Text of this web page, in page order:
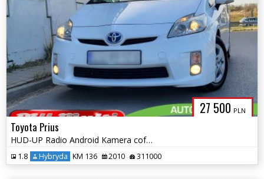
27 500 PLN
Toyota Prius
HUD-UP Radio Android Kamera cofania Zarejestrowany ZAMIANA GWARANCJA!
1.8 Hybryda KM 136 2010 311000